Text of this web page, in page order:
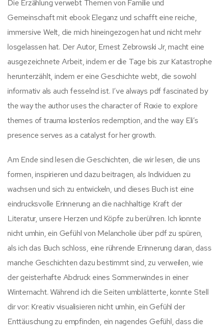
Die Erzählung verwebt Themen von Familie und
Gemeinschaft mit ebook Eleganz und schafft eine reiche,
immersive Welt, die mich hineingezogen hat und nicht mehr
losgelassen hat. Der Autor, Ernest Zebrowski Jr, macht eine
ausgezeichnete Arbeit, indem er die Tage bis zur Katastrophe
herunterzählt, indem er eine Geschichte webt, die sowohl
informativ als auch fesselnd ist. I’ve always pdf fascinated by
the way the author uses the character of Roxie to explore
themes of trauma kostenlos redemption, and the way Eli’s
presence serves as a catalyst for her growth.
Am Ende sind lesen die Geschichten, die wir lesen, die uns
formen, inspirieren und dazu beitragen, als Individuen zu
wachsen und sich zu entwickeln, und dieses Buch ist eine
eindrucksvolle Erinnerung an die nachhaltige Kraft der
Literatur, unsere Herzen und Köpfe zu berühren. Ich konnte
nicht umhin, ein Gefühl von Melancholie über pdf zu spüren,
als ich das Buch schloss, eine rührende Erinnerung daran, dass
manche Geschichten dazu bestimmt sind, zu verweilen, wie
der geisterhafte Abdruck eines Sommerwindes in einer
Winternacht. Während ich die Seiten umblätterte, konnte Stell
dir vor: Kreativ visualisieren nicht umhin, ein Gefühl der
Enttäuschung zu empfinden, ein nagendes Gefühl, dass die